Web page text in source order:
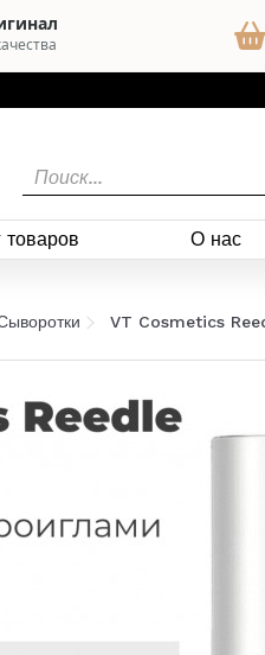
товаров О нас
VT Cosmetics